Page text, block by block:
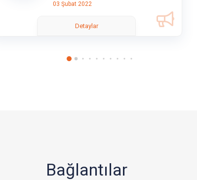
03 Şubat 2022
Detaylar
Bağlantılar